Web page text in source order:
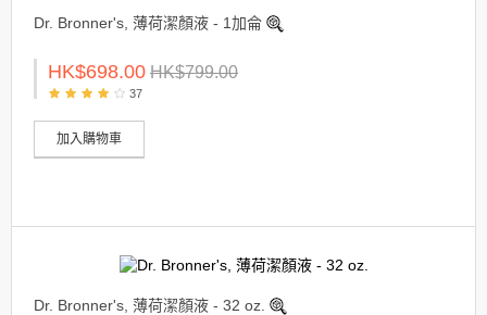
Dr. Bronner's, 薄荷潔顏液 - 1加侖
HK$698.00 HK$799.00
37
加入購物車
Dr. Bronner's, 薄荷潔顏液 - 32 oz.